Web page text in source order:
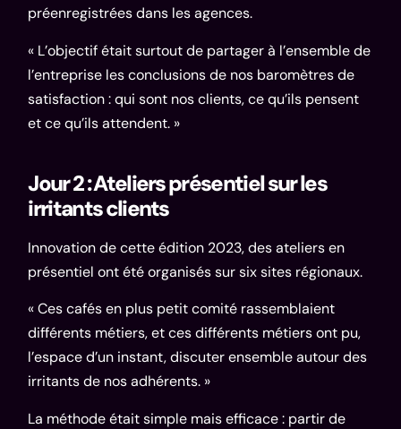
préenregistrées dans les agences.
« L’objectif était surtout de partager à l’ensemble de
l’entreprise les conclusions de nos baromètres de
satisfaction : qui sont nos clients, ce qu’ils pensent
et ce qu’ils attendent. »
Jour 2 : Ateliers présentiel sur les
irritants clients
Innovation de cette édition 2023, des ateliers en
présentiel ont été organisés sur six sites régionaux.
« Ces cafés en plus petit comité rassemblaient
différents métiers, et ces différents métiers ont pu,
l’espace d’un instant, discuter ensemble autour des
irritants de nos adhérents. »
La méthode était simple mais efficace : partir de